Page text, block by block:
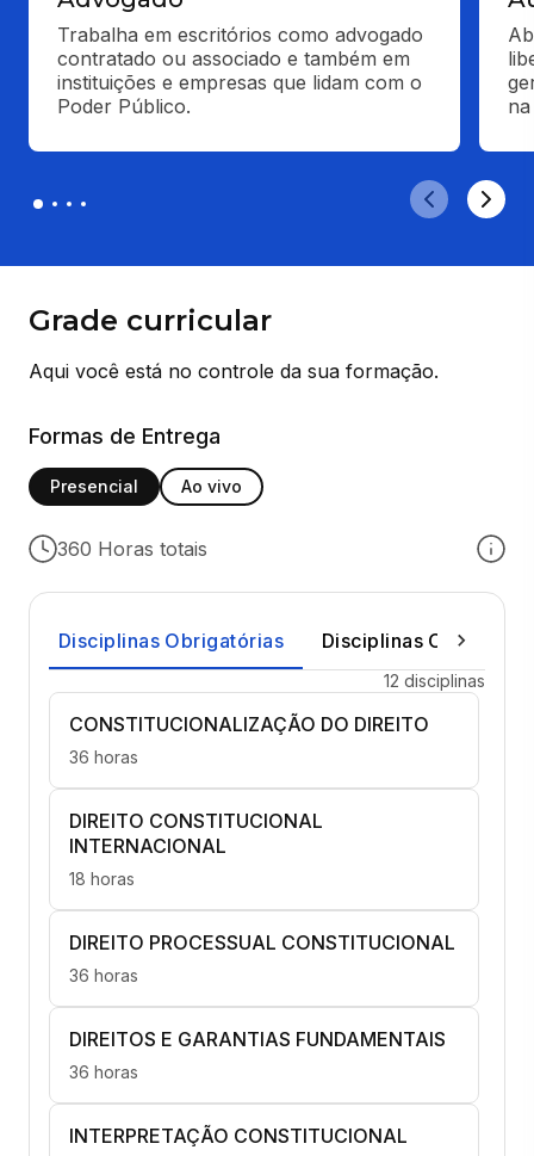
Trabalha em escritórios como advogado
contratado ou associado e também em
instituições e empresas que lidam com o
Poder Público.
Grade curricular
Aqui você está no controle da sua formação.
Formas de Entrega
Presencial Ao vivo
360 Horas totais
Disciplinas Obrigatórias Disciplinas Optativas
12 disciplinas
CONSTITUCIONALIZAÇÃO DO DIREITO
36 horas
DIREITO CONSTITUCIONAL
INTERNACIONAL
18 horas
DIREITO PROCESSUAL CONSTITUCIONAL
36 horas
DIREITOS E GARANTIAS FUNDAMENTAIS
36 horas
INTERPRETAÇÃO CONSTITUCIONAL